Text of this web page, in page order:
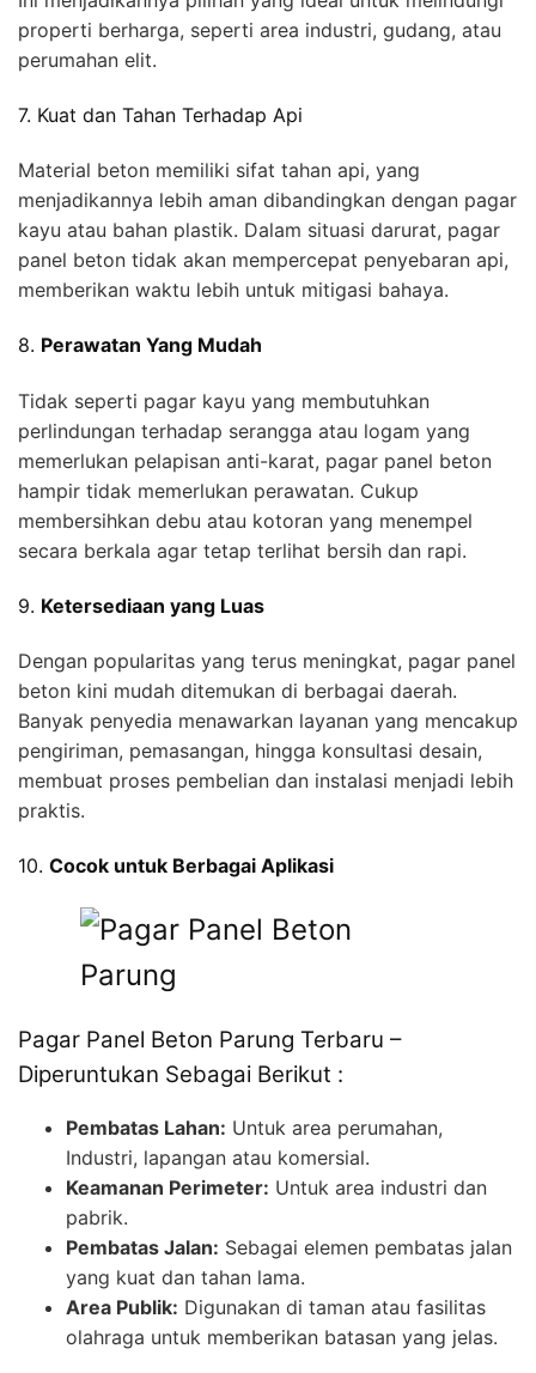
properti berharga, seperti area industri, gudang, atau
perumahan elit.
7. Kuat dan Tahan Terhadap Api
Material beton memiliki sifat tahan api, yang
menjadikannya lebih aman dibandingkan dengan pagar
kayu atau bahan plastik. Dalam situasi darurat, pagar
panel beton tidak akan mempercepat penyebaran api,
memberikan waktu lebih untuk mitigasi bahaya.
8. Perawatan Yang Mudah
Tidak seperti pagar kayu yang membutuhkan
perlindungan terhadap serangga atau logam yang
memerlukan pelapisan anti-karat, pagar panel beton
hampir tidak memerlukan perawatan. Cukup
membersihkan debu atau kotoran yang menempel
secara berkala agar tetap terlihat bersih dan rapi.
9. Ketersediaan yang Luas
Dengan popularitas yang terus meningkat, pagar panel
beton kini mudah ditemukan di berbagai daerah.
Banyak penyedia menawarkan layanan yang mencakup
pengiriman, pemasangan, hingga konsultasi desain,
membuat proses pembelian dan instalasi menjadi lebih
praktis.
10. Cocok untuk Berbagai Aplikasi
Pagar Panel Beton Parung Terbaru –
Diperuntukan Sebagai Berikut :
Pembatas Lahan: Untuk area perumahan,
Industri, lapangan atau komersial.
Keamanan Perimeter: Untuk area industri dan
pabrik.
Pembatas Jalan: Sebagai elemen pembatas jalan
yang kuat dan tahan lama.
Area Publik: Digunakan di taman atau fasilitas
olahraga untuk memberikan batasan yang jelas.